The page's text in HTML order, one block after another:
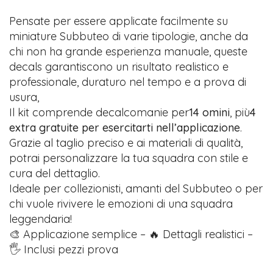
Pensate per essere applicate facilmente su
miniature Subbuteo di varie tipologie, anche da
chi non ha grande esperienza manuale, queste
decals garantiscono un risultato realistico e
professionale, duraturo nel tempo e a prova di
usura,
Il kit comprende decalcomanie per14 omini, più4
extra gratuite per esercitarti nell’applicazione.
Grazie al taglio preciso e ai materiali di qualità,
potrai personalizzare la tua squadra con stile e
cura del dettaglio.
Ideale per collezionisti, amanti del Subbuteo o per
chi vuole rivivere le emozioni di una squadra
leggendaria!
🎨 Applicazione semplice – 🔥 Dettagli realistici –
🖐️ Inclusi pezzi prova